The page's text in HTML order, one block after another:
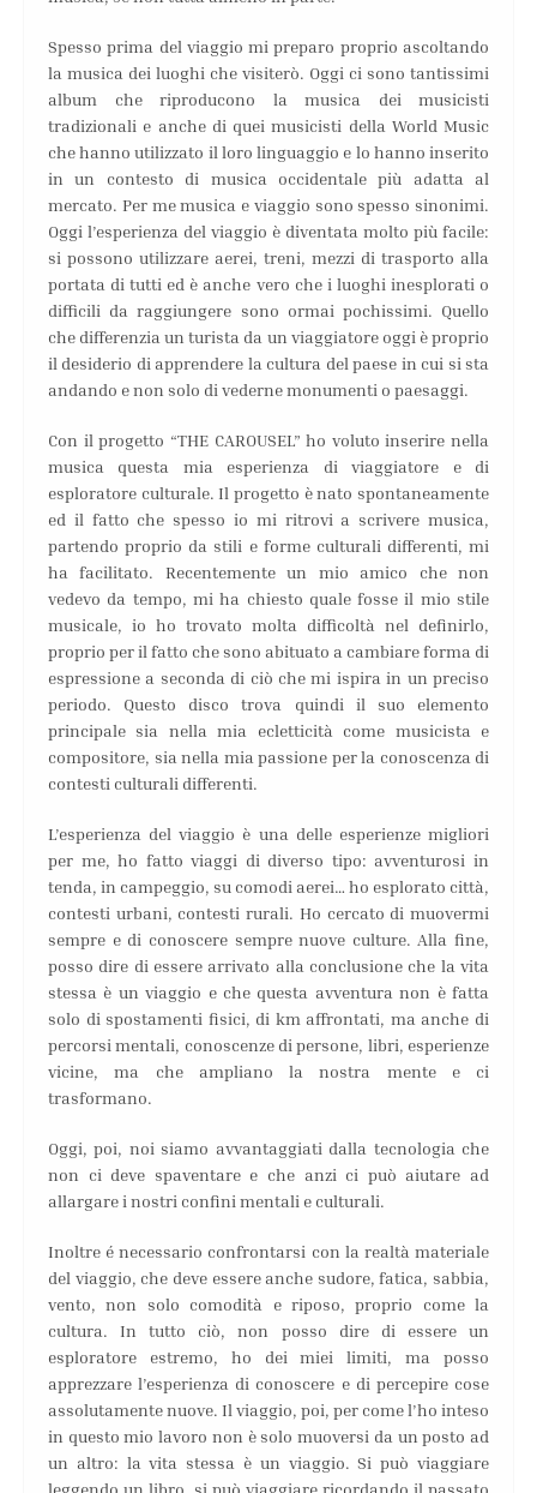
Spesso prima del viaggio mi preparo proprio ascoltando
la musica dei luoghi che visiterò. Oggi ci sono tantissimi
album che riproducono la musica dei musicisti
tradizionali e anche di quei musicisti della World Music
che hanno utilizzato il loro linguaggio e lo hanno inserito
in un contesto di musica occidentale più adatta al
mercato. Per me musica e viaggio sono spesso sinonimi.
Oggi l’esperienza del viaggio è diventata molto più facile:
si possono utilizzare aerei, treni, mezzi di trasporto alla
portata di tutti ed è anche vero che i luoghi inesplorati o
difficili da raggiungere sono ormai pochissimi. Quello
che differenzia un turista da un viaggiatore oggi è proprio
il desiderio di apprendere la cultura del paese in cui si sta
andando e non solo di vederne monumenti o paesaggi.
Con il progetto “THE CAROUSEL” ho voluto inserire nella
musica questa mia esperienza di viaggiatore e di
esploratore culturale. Il progetto è nato spontaneamente
ed il fatto che spesso io mi ritrovi a scrivere musica,
partendo proprio da stili e forme culturali differenti, mi
ha facilitato. Recentemente un mio amico che non
vedevo da tempo, mi ha chiesto quale fosse il mio stile
musicale, io ho trovato molta difficoltà nel definirlo,
proprio per il fatto che sono abituato a cambiare forma di
espressione a seconda di ciò che mi ispira in un preciso
periodo. Questo disco trova quindi il suo elemento
principale sia nella mia ecletticità come musicista e
compositore, sia nella mia passione per la conoscenza di
contesti culturali differenti.
L’esperienza del viaggio è una delle esperienze migliori
per me, ho fatto viaggi di diverso tipo: avventurosi in
tenda, in campeggio, su comodi aerei… ho esplorato città,
contesti urbani, contesti rurali. Ho cercato di muovermi
sempre e di conoscere sempre nuove culture. Alla fine,
posso dire di essere arrivato alla conclusione che la vita
stessa è un viaggio e che questa avventura non è fatta
solo di spostamenti fisici, di km affrontati, ma anche di
percorsi mentali, conoscenze di persone, libri, esperienze
vicine, ma che ampliano la nostra mente e ci
trasformano.
Oggi, poi, noi siamo avvantaggiati dalla tecnologia che
non ci deve spaventare e che anzi ci può aiutare ad
allargare i nostri confini mentali e culturali.
Inoltre é necessario confrontarsi con la realtà materiale
del viaggio, che deve essere anche sudore, fatica, sabbia,
vento, non solo comodità e riposo, proprio come la
cultura. In tutto ciò, non posso dire di essere un
esploratore estremo, ho dei miei limiti, ma posso
apprezzare l’esperienza di conoscere e di percepire cose
assolutamente nuove. Il viaggio, poi, per come l’ho inteso
in questo mio lavoro non è solo muoversi da un posto ad
un altro: la vita stessa è un viaggio. Si può viaggiare
leggendo un libro, si può viaggiare ricordando il passato